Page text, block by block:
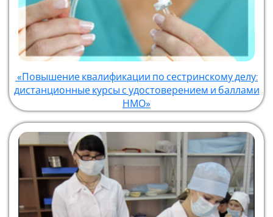
«Повышение квалификации по сестринскому делу:
дистанционные курсы с удостоверением и баллами
НМО»